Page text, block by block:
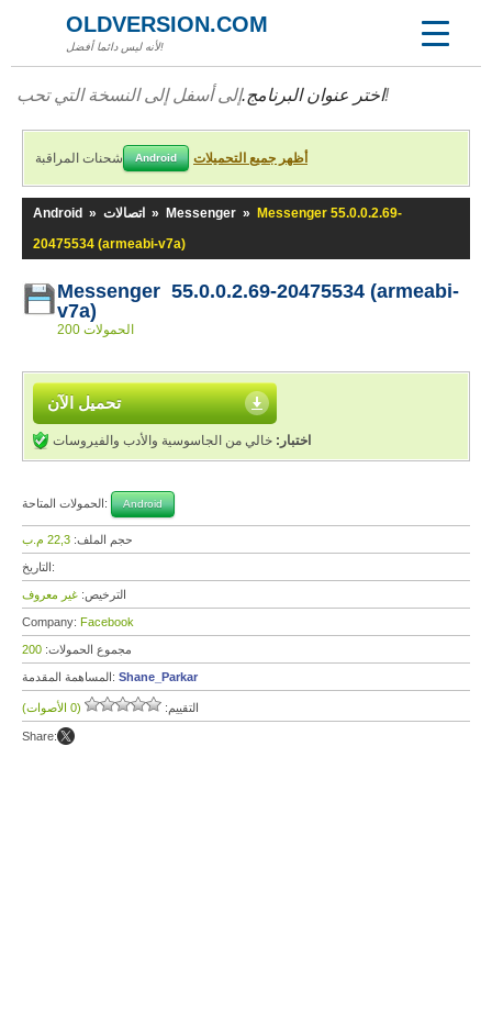
OLDVERSION.COM
لأنه ليس دائما أفضل!
اختر عنوان البرنامج.إلى أسفل إلى النسخة التي تحب!
شحنات المراقبة Android أظهر جميع التحميلات
Android » اتصالات » Messenger »
Messenger 55.0.0.2.69-
20475534 (armeabi-v7a)
Messenger 55.0.0.2.69-20475534 (armeabi-
v7a)
200 الحمولات
تحميل الآن
اختبار: خالي من الجاسوسية والأدب والفيروسات
الحمولات المتاحة: Android
حجم الملف: 22,3 م.ب
التاريخ:
الترخيص: غير معروف
Company: Facebook
مجموع الحمولات: 200
المساهمة المقدمة: Shane_Parkar
التقييم: (0 الأصوات)
Share: